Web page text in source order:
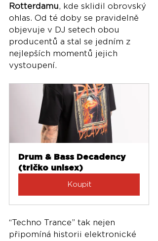
Rotterdamu, kde sklidil obrovský
ohlas. Od té doby se pravidelně
objevuje v DJ setech obou
producentů a stal se jedním z
nejlepších momentů jejich
vystoupení.
Drum & Bass Decadency
(tričko unisex)
Koupit
“Techno Trance” tak nejen
připomíná historii elektronické